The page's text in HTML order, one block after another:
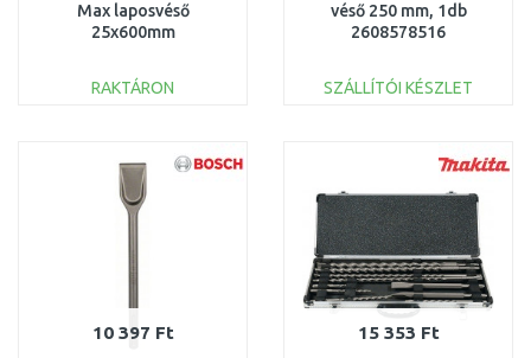
Max laposvéső
25x600mm
RAKTÁRON
Összehasonlítás
véső 250 mm, 1db
2608578516
SZÁLLÍTÓI KÉSZLET
Összehasonlítás
10 397 Ft 15 353 Ft